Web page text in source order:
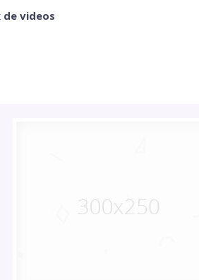
de videos